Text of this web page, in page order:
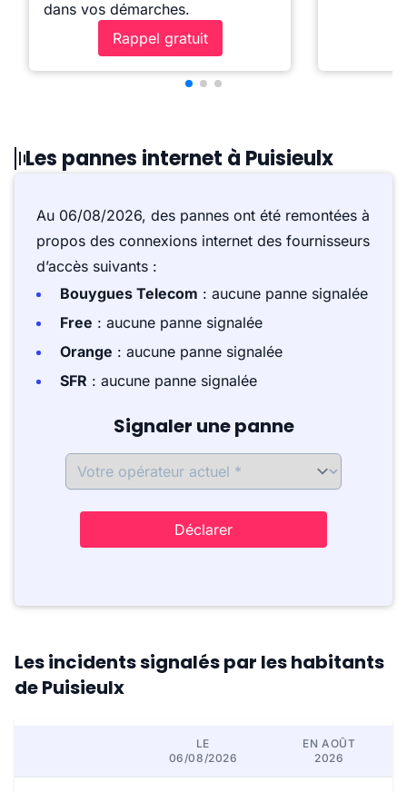
dans vos démarches.
Rappel gratuit
Les pannes internet à Puisieulx
Au 06/08/2026, des pannes ont été remontées à
propos des connexions internet des fournisseurs
d’accès suivants :
Bouygues Telecom : aucune panne signalée
Free : aucune panne signalée
Orange : aucune panne signalée
SFR : aucune panne signalée
Signaler une panne
Déclarer
Les incidents signalés par les habitants
de Puisieulx
LE
06/08/2026
EN AOÛT
2026